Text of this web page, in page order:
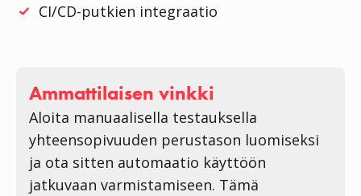
CI/CD-putkien integraatio
Ammattilaisen vinkki
Aloita manuaalisella testauksella
yhteensopivuuden perustason luomiseksi
ja ota sitten automaatio käyttöön
jatkuvaan varmistamiseen. Tämä